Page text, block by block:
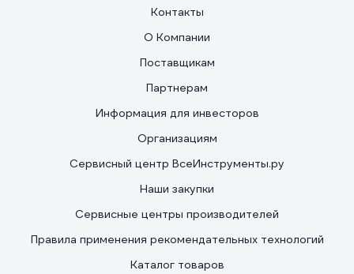
Контакты
О Компании
Поставщикам
Партнерам
Информация для инвесторов
Организациям
Сервисный центр ВсеИнструменты.ру
Наши закупки
Сервисные центры производителей
Правила применения рекомендательных технологий
Каталог товаров